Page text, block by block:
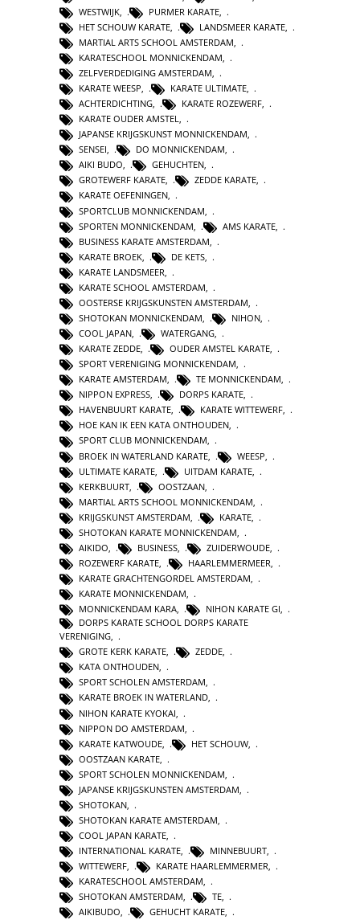
WESTWIJK
PURMER KARATE
HET SCHOUW KARATE
LANDSMEER KARATE
MARTIAL ARTS SCHOOL AMSTERDAM
KARATESCHOOL MONNICKENDAM
ZELFVERDEDIGING AMSTERDAM
KARATE WEESP, KARATE ULTIMATE,
ACHTERDICHTING, KARATE ROZEWERF,
KARATE OUDER AMSTEL,
JAPANSE KRIJGSKUNST MONNICKENDAM,
SENSEI, DO MONNICKENDAM,
AIKI BUDO, GEHUCHTEN,
GROTEWERF KARATE, ZEDDE KARATE,
KARATE OEFENINGEN,
SPORTCLUB MONNICKENDAM
SPORTEN MONNICKENDAM
AMS KARATE
BUSINESS KARATE AMSTERDAM
KARATE BROEK
DE KETS
KARATE LANDSMEER
KARATE SCHOOL AMSTERDAM
OOSTERSE KRIJGSKUNSTEN AMSTERDAM
SHOTOKAN MONNICKENDAM
NIHON
COOL JAPAN, WATERGANG,
KARATE ZEDDE, OUDER AMSTEL KARATE,
SPORT VERENIGING MONNICKENDAM,
KARATE AMSTERDAM, TE MONNICKENDAM,
NIPPON EXPRESS, DORPS KARATE,
HAVENBUURT KARATE, KARATE WITTEWERF,
HOE KAN IK EEN KATA ONTHOUDEN,
SPORT CLUB MONNICKENDAM,
BROEK IN WATERLAND KARATE
WEESP
ULTIMATE KARATE
UITDAM KARATE
KERKBUURT
OOSTZAAN
MARTIAL ARTS SCHOOL MONNICKENDAM
KRIJGSKUNST AMSTERDAM
KARATE
SHOTOKAN KARATE MONNICKENDAM
AIKIDO
BUSINESS ZUIDERWOUDE
ROZEWERF KARATE
HAARLEMMERMEER
KARATE GRACHTENGORDEL AMSTERDAM,
KARATE MONNICKENDAM,
MONNICKENDAM KARA, NIHON KARATE GI,
DORPS KARATE SCHOOL DORPS KARATE
VERENIGING,
GROTE KERK KARATE, ZEDDE,
KATA ONTHOUDEN,
SPORT SCHOLEN AMSTERDAM,
KARATE BROEK IN WATERLAND,
NIHON KARATE KYOKAI
NIPPON DO AMSTERDAM
KARATE KATWOUDE
HET SCHOUW
OOSTZAAN KARATE
SPORT SCHOLEN MONNICKENDAM
JAPANSE KRIJGSKUNSTEN AMSTERDAM
SHOTOKAN
SHOTOKAN KARATE AMSTERDAM
COOL JAPAN KARATE,
INTERNATIONAL KARATE, MINNEBUURT,
WITTEWERF, KARATE HAARLEMMERMER,
KARATESCHOOL AMSTERDAM,
SHOTOKAN AMSTERDAM, TE,
AIKIBUDO, GEHUCHT KARATE,